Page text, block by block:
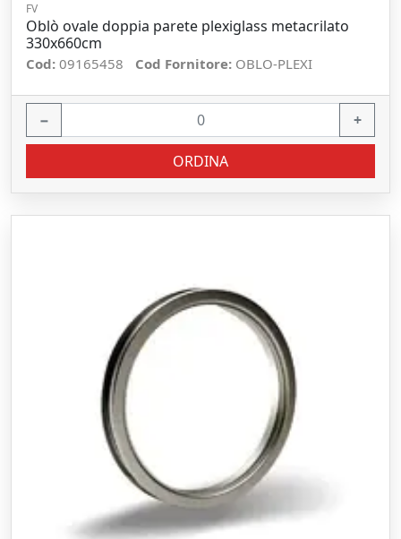
FV
Oblò ovale doppia parete plexiglass metacrilato
330x660cm
Cod: 09165458 Cod Fornitore: OBLO-PLEXI
− +
ORDINA